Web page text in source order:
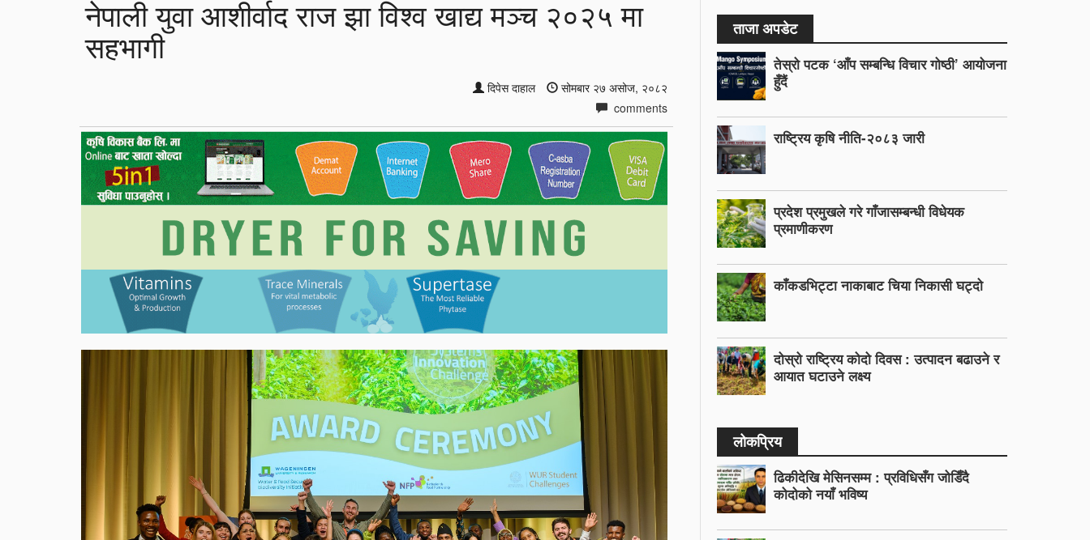
नेपाली युवा आशीर्वाद राज झा विश्व खाद्य मञ्च २०२५ मा
सहभागी
दिपेस दाहाल
सोमबार २७ असोज, २०८२
comments
ताजा अपडेट
तेस्रो पटक ‘आँप सम्बन्धि विचार गोष्ठी’ आयोजना
हुँदैं
राष्ट्रिय कृषि नीति-२०८३ जारी
प्रदेश प्रमुखले गरे गाँजासम्बन्धी विधेयक
प्रमाणीकरण
काँकडभिट्टा नाकाबाट चिया निकासी घट्दो
दोस्रो राष्ट्रिय कोदो दिवस : उत्पादन बढाउने र
आयात घटाउने लक्ष्य
लोकप्रिय
ढिकीदेखि मेसिनसम्म : प्रविधिसँग जोडिँदै
कोदोको नयाँ भविष्य